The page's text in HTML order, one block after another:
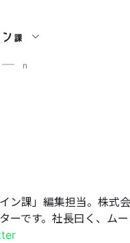
n
ン課」編集担当。株式
ーです。社長曰く、ム